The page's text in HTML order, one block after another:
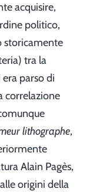
acquisire,
politico,
storicamente
tra la
parso di
correlazione
lithographe,
Alain Pagès,
origini della